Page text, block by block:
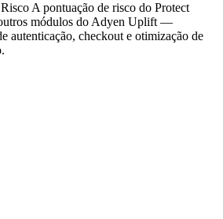
A pontuação de risco do Protect
módulos do Adyen Uplift —
autenticação, checkout e otimização de